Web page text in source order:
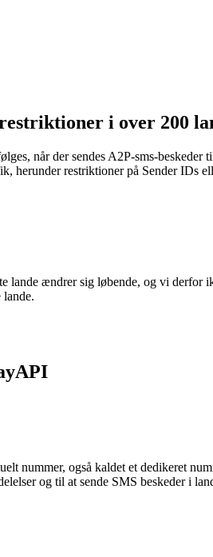
i over 200
når der sendes A2P-sms-
herunder restriktioner på Sender IDs
lande ændrer sig løbende, og vi
nummer, også kaldet et dedikeret
og til at sende SMS beskeder i